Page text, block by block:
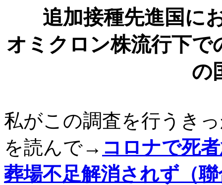
追加接種先進国に
オミクロン株流行下で
の
私がこの調査を行うき
を読んで→ コロナで死
葬場不足解消されず（